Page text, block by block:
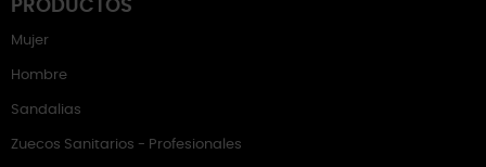
PRODUCTOS
Mujer
Hombre
Sandalias
Zuecos Sanitarios - Profesionales